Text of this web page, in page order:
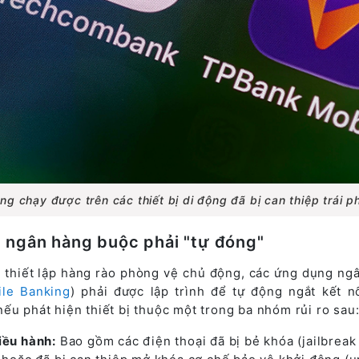
chạy được trên các thiết bị di động đã bị can thiệp trái
hàng buộc phải "tự đóng"
lập hàng rào phòng vệ chủ động, các ứng dụng
Banking) phải được lập trình để tự động ngắt kết
phát hiện thiết bị thuộc một trong ba nhóm rủi ro sau:
hành: Bao gồm các điện thoại đã bị bẻ khóa